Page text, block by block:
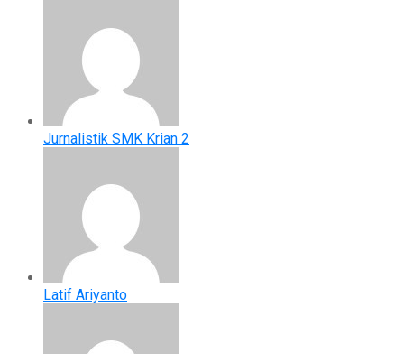
Jurnalistik SMK Krian 2
Latif Ariyanto